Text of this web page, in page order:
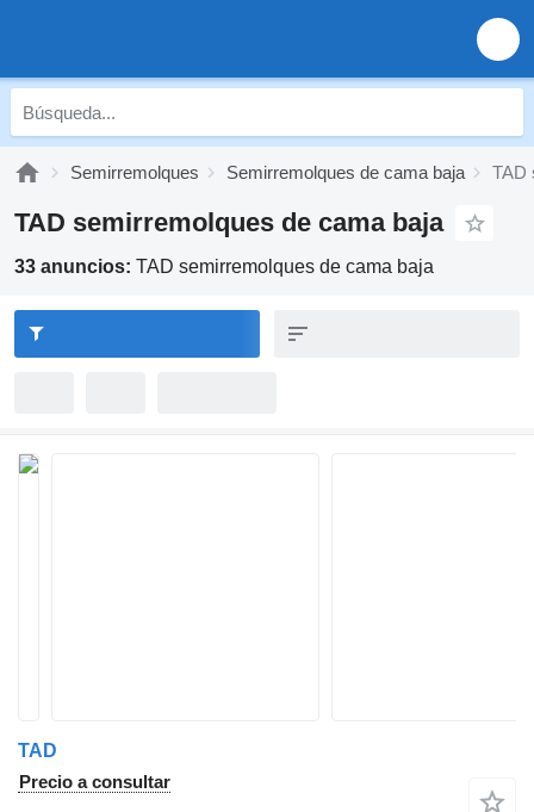
Semirremolques Semirremolques de cama baja TAD
TAD semirremolques de cama baja
33 anuncios: TAD semirremolques de cama baja
TAD
Precio a consultar